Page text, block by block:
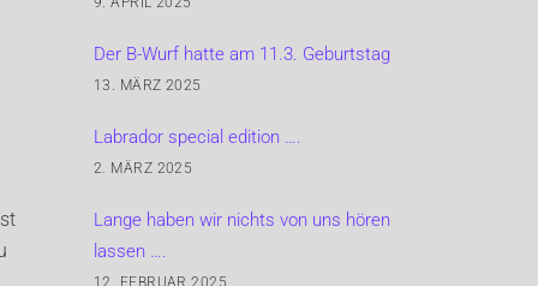
Der B-Wurf hatte am 11.3. Geburtstag
13. MÄRZ 2025
Labrador special edition ….
2. MÄRZ 2025
Lange haben wir nichts von uns hören
lassen ….
12. FEBRUAR 2025